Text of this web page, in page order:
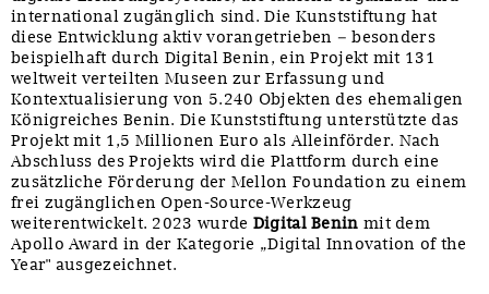
international zugänglich sind. Die Kunststiftung hat
diese Entwicklung aktiv vorangetrieben – besonders
beispielhaft durch Digital Benin, ein Projekt mit 131
weltweit verteilten Museen zur Erfassung und
Kontextualisierung von 5.240 Objekten des ehemaligen
Königreiches Benin. Die Kunststiftung unterstützte das
Projekt mit 1,5 Millionen Euro als Alleinförder. Nach
Abschluss des Projekts wird die Plattform durch eine
zusätzliche Förderung der Mellon Foundation zu einem
frei zugänglichen Open-Source-Werkzeug
weiterentwickelt. 2023 wurde Digital Benin mit dem
Apollo Award in der Kategorie „Digital Innovation of the
Year" ausgezeichnet.